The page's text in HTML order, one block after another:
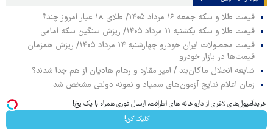
قیمت طلا و سکه جمعه ۱۶ مرداد ۱۴۰۵/ طلای ۱۸ عیار امروز چند؟
قیمت طلا و سکه یکشنبه ۱۱ مرداد ۱۴۰۵/ ریزش سنگین سکه امامی
قیمت محصولات ایران خودرو چهارشنبه ۱۴ مرداد ۱۴۰۵/ ریزش همزمان
قیمت‌ها در بازار خودرو
شایعه انحلال ماکان‌بند / امیر مقاره و رهام هادیان از هم جدا شدند؟
زمان اعلام نتایج آزمون‌های سمپاد و نمونه دولتی مشخص شد
خریدآمپول‌های لاغری از داروخانه های اطرافت، ارسال فوری همراه با پک یخ!
کلیک کن!